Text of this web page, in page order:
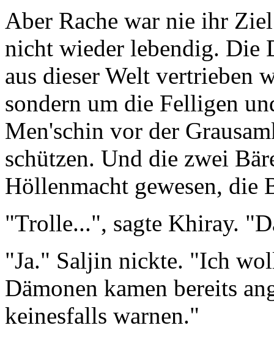
Aber Rache war nie ihr
nicht wieder lebendig. Die
aus dieser Welt vertrieben
sondern um die Felligen
Men'schin vor der
schützen. Und die zwei
Höllenmacht gewesen, die
"Trolle...", sagte Khiray.
"Ja." Saljin nickte. "Ich
Dämonen kamen bereits
keinesfalls warnen."